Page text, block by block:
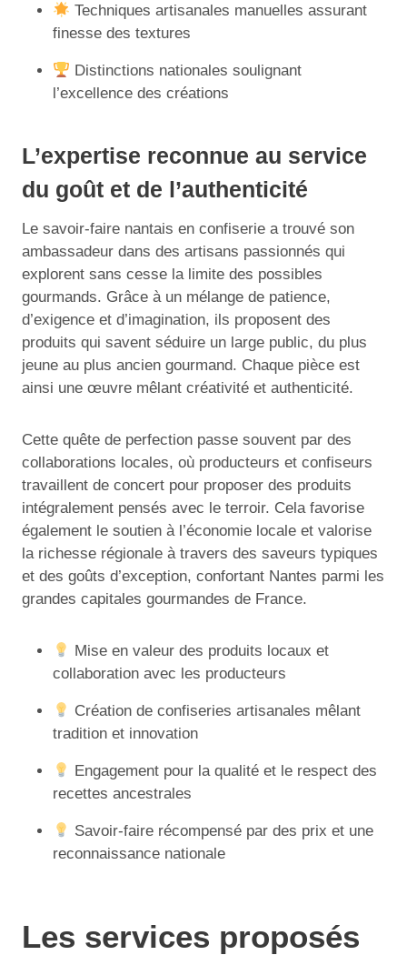
Techniques artisanales manuelles assurant
finesse des textures
Distinctions nationales soulignant
l’excellence des créations
L’expertise reconnue au service
du goût et de l’authenticité
Le savoir-faire nantais en confiserie a trouvé son
ambassadeur dans des artisans passionnés qui
explorent sans cesse la limite des possibles
gourmands. Grâce à un mélange de patience,
d’exigence et d’imagination, ils proposent des
produits qui savent séduire un large public, du plus
jeune au plus ancien gourmand. Chaque pièce est
ainsi une œuvre mêlant créativité et authenticité.
Cette quête de perfection passe souvent par des
collaborations locales, où producteurs et confiseurs
travaillent de concert pour proposer des produits
intégralement pensés avec le terroir. Cela favorise
également le soutien à l’économie locale et valorise
la richesse régionale à travers des saveurs typiques
et des goûts d’exception, confortant Nantes parmi les
grandes capitales gourmandes de France.
Mise en valeur des produits locaux et
collaboration avec les producteurs
Création de confiseries artisanales mêlant
tradition et innovation
Engagement pour la qualité et le respect des
recettes ancestrales
Savoir-faire récompensé par des prix et une
reconnaissance nationale
Les services proposés